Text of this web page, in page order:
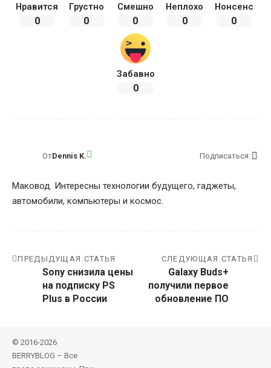
Нравится
0
Грустно
0
Смешно
0
Неплохо
0
Нонсенс
0
Забавно
0
ОтDennis K. Подписаться:
Маковод. Интересны технологии будущего, гаджеты,
автомобили, компьютеры и космос.
ПРЕДЫДУЩАЯ СТАТЬЯ
Sony снизила цены
на подписку PS
Plus в России
СЛЕДУЮЩАЯ СТАТЬЯ
Galaxy Buds+
получили первое
обновление ПО
© 2016-2026
BERRYBLOG – Все